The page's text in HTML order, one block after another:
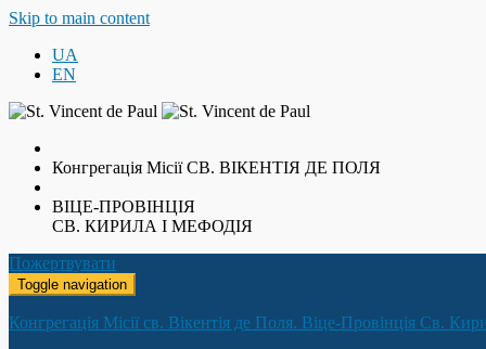
Skip to main content
UA
EN
Конгрегація МісіїСВ. ВІКЕНТІЯ ДЕ ПОЛЯ
ВІЦЕ-ПРОВІНЦІЯ
СВ. КИРИЛА І МЕФОДІЯ
Пожертвувати
Toggle navigation
Конгрегація Місії св. Вікентія де Поля. Віце-Провінція Св.